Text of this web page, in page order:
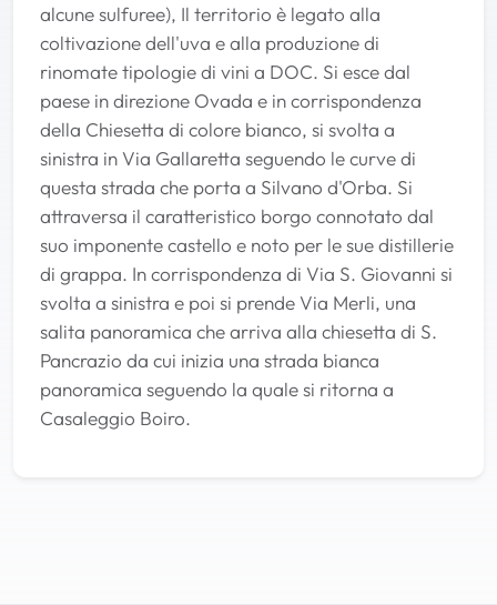
alcune sulfuree), Il territorio è legato alla
coltivazione dell'uva e alla produzione di
rinomate tipologie di vini a DOC. Si esce dal
paese in direzione Ovada e in corrispondenza
della Chiesetta di colore bianco, si svolta a
sinistra in Via Gallaretta seguendo le curve di
questa strada che porta a Silvano d'Orba. Si
attraversa il caratteristico borgo connotato dal
suo imponente castello e noto per le sue distillerie
di grappa. In corrispondenza di Via S. Giovanni si
svolta a sinistra e poi si prende Via Merli, una
salita panoramica che arriva alla chiesetta di S.
Pancrazio da cui inizia una strada bianca
panoramica seguendo la quale si ritorna a
Casaleggio Boiro.